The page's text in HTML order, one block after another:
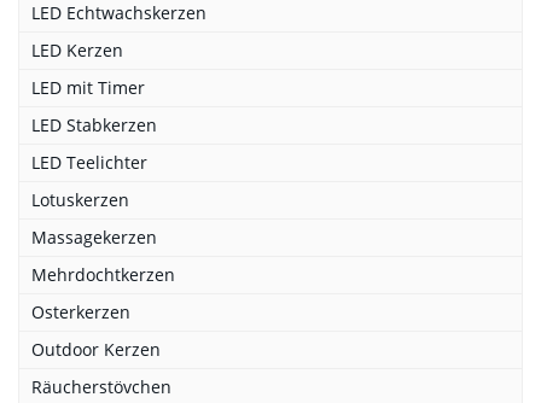
LED Echtwachskerzen
LED Kerzen
LED mit Timer
LED Stabkerzen
LED Teelichter
Lotuskerzen
Massagekerzen
Mehrdochtkerzen
Osterkerzen
Outdoor Kerzen
Räucherstövchen